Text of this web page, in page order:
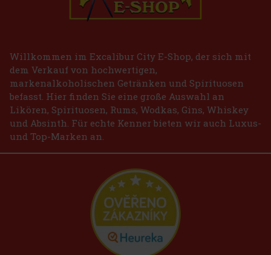
Willkommen im Excalibur City E-Shop, der sich mit
dem Verkauf von hochwertigen,
markenalkoholischen Getränken und Spirituosen
befasst. Hier finden Sie eine große Auswahl an
Likören, Spirituosen, Rums, Wodkas, Gins, Whiskey
und Absinth. Für echte Kenner bieten wir auch Luxus-
und Top-Marken an.